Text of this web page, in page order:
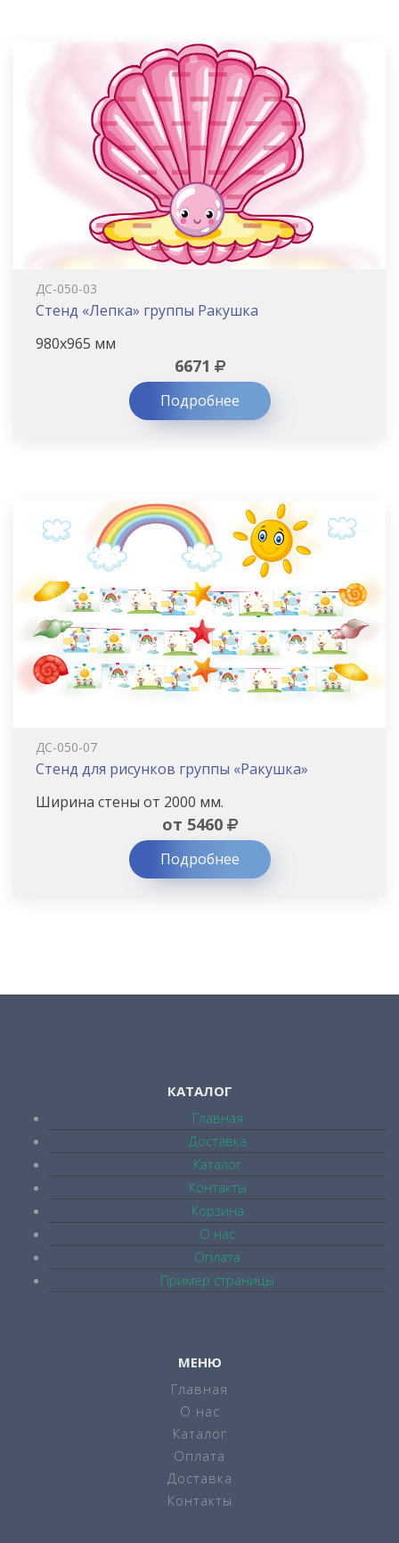
ДС-050-03
Стенд «Лепка» группы Ракушка
980х965 мм
6671
Подробнее
ДС-050-07
Стенд для рисунков группы «Ракушка»
Ширина стены от 2000 мм.
от 5460
Подробнее
КАТАЛОГ
Главная
Доставка
Каталог
Контакты
Корзина
О нас
Оплата
Пример страницы
МЕНЮ
Главная
О нас
Каталог
Оплата
Доставка
Контакты